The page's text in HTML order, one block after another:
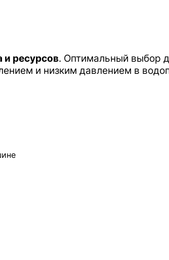
и ресурсов. Оптимальный выбор
и низким давлением в